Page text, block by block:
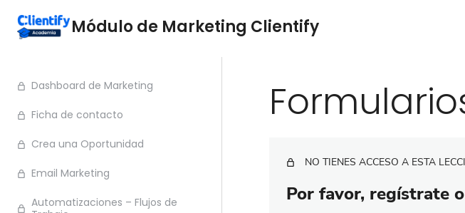
Módulo de Marketing Clientify
Dashboard de Marketing
Ficha de contacto
Crea una Oportunidad
Email Marketing
Automatizaciones – Flujos de
NO TIENES ACCESO A ESTA
Por favor, regístrate